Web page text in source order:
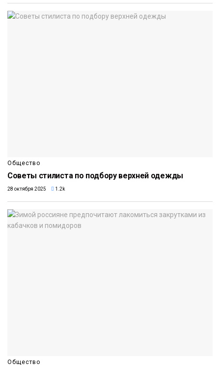
Общество
Советы стилиста по подбору верхней одежды
28 октября 2025 1.2k
Общество